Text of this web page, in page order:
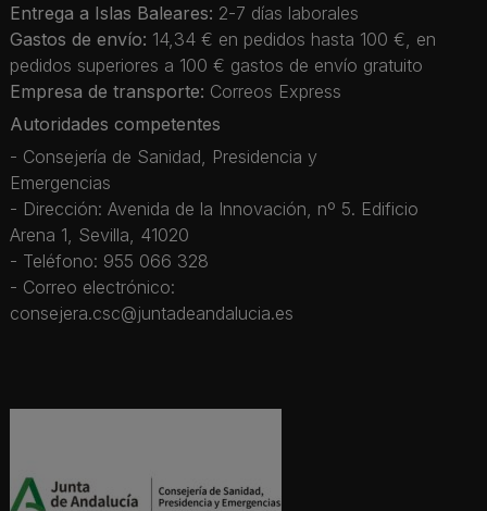
Entrega a Islas Baleares: 2-7 días laborales
Gastos de envío: 14,34 € en pedidos hasta 100 €, en
pedidos superiores a 100 € gastos de envío gratuito
Empresa de transporte: Correos Express
Autoridades competentes
- Consejería de Sanidad, Presidencia y
Emergencias
- Dirección: Avenida de la Innovación, nº 5. Edificio
Arena 1, Sevilla, 41020
- Teléfono: 955 066 328
- Correo electrónico:
consejera.csc@juntadeandalucia.es